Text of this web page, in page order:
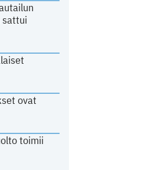
sattui
ovat
toimii